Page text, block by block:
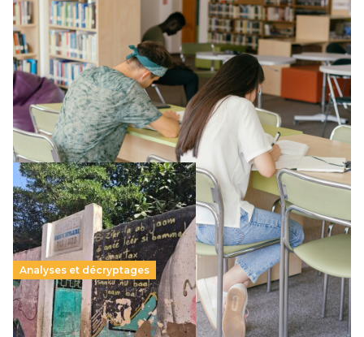
Supérieur privé : une dérive qui met à mal la
promesse républicaine
11 juillet 2026-
Le projet de loi sur la régulation de l’enseignement
supérieur privé met en lumière l’amplification d’un système
qui relègue l’acte pédagogique au superfétatoire, voire à…
Lire la suite →
Analyses et décryptages
258 millions d’enfants victimes de la guerre, des